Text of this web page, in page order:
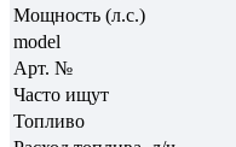
Мощность (л.с.)
model
Арт. №
Часто ищут
Топливо